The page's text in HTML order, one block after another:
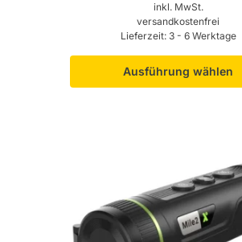
inkl. MwSt.
versandkostenfrei
Lieferzeit: 3 - 6 Werktage
Ausführung wählen